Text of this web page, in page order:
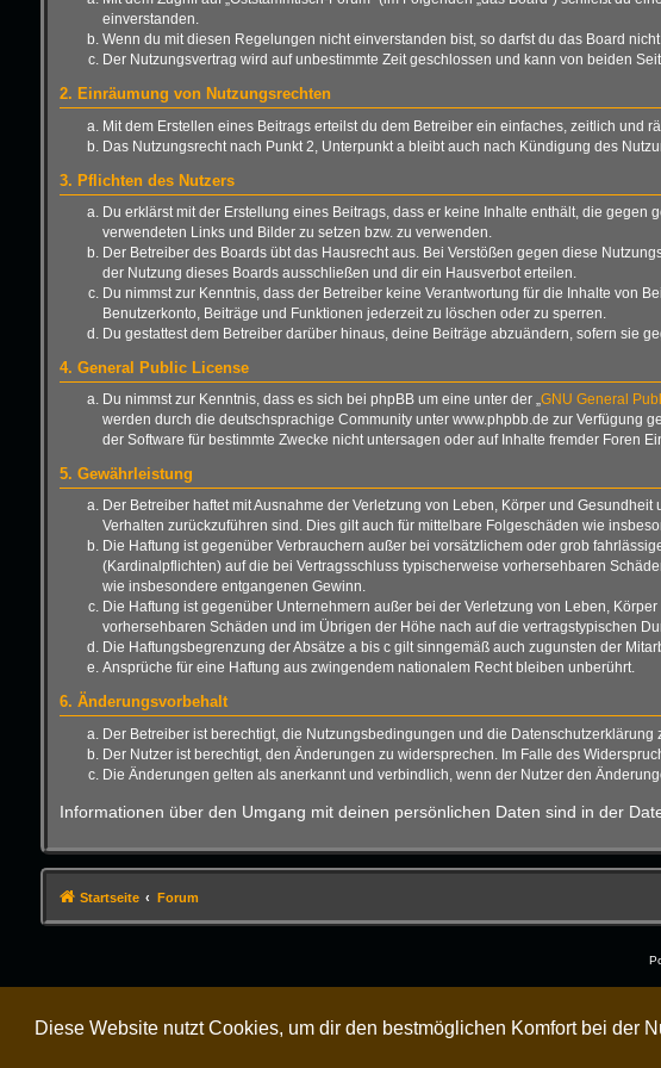
Diese Website nutzt Cookies, um dir den bestmöglichen Komfort bei der
einverstanden.
Wenn du mit diesen Regelungen nicht einverstanden bist, so darfst du das Board
Der Nutzungsvertrag wird auf unbestimmte Zeit geschlossen und kann von beiden
2. Einräumung von Nutzungsrechten
Mit dem Erstellen eines Beitrags erteilst du dem Betreiber ein einfaches, zeitlich und
Das Nutzungsrecht nach Punkt 2, Unterpunkt a bleibt auch nach Kündigung des
3. Pflichten des Nutzers
Du erklärst mit der Erstellung eines Beitrags, dass er keine Inhalte enthält, die
verwendeten Links und Bilder zu setzen bzw. zu verwenden.
Der Betreiber des Boards übt das Hausrecht aus. Bei Verstößen gegen diese
der Nutzung dieses Boards ausschließen und dir ein Hausverbot erteilen.
Du nimmst zur Kenntnis, dass der Betreiber keine Verantwortung für die Inhalte von
Benutzerkonto, Beiträge und Funktionen jederzeit zu löschen oder zu sperren.
Du gestattest dem Betreiber darüber hinaus, deine Beiträge abzuändern, sofern sie
4. General Public License
Du nimmst zur Kenntnis, dass es sich bei phpBB um eine unter der „GNU General
werden durch die deutschsprachige Community unter www.phpbb.de zur Verfügung
der Software für bestimmte Zwecke nicht untersagen oder auf Inhalte fremder Foren
5. Gewährleistung
Der Betreiber haftet mit Ausnahme der Verletzung von Leben, Körper und
Verhalten zurückzuführen sind. Dies gilt auch für mittelbare Folgeschäden wie
Die Haftung ist gegenüber Verbrauchern außer bei vorsätzlichem oder grob
(Kardinalpflichten) auf die bei Vertragsschluss typischerweise vorhersehbaren
wie insbesondere entgangenen Gewinn.
Die Haftung ist gegenüber Unternehmern außer bei der Verletzung von Leben,
vorhersehbaren Schäden und im Übrigen der Höhe nach auf die vertragstypischen
Die Haftungsbegrenzung der Absätze a bis c gilt sinngemäß auch zugunsten der
Ansprüche für eine Haftung aus zwingendem nationalem Recht bleiben unberührt.
6. Änderungsvorbehalt
Der Betreiber ist berechtigt, die Nutzungsbedingungen und die
Der Nutzer ist berechtigt, den Änderungen zu widersprechen. Im Falle des
Die Änderungen gelten als anerkannt und verbindlich, wenn der Nutzer den
Informationen über den Umgang mit deinen persönlichen Daten sind in der
Startseite Forum